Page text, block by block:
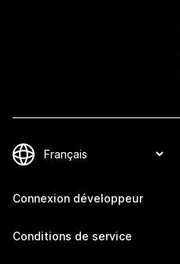
Connexion développeur
Conditions de service